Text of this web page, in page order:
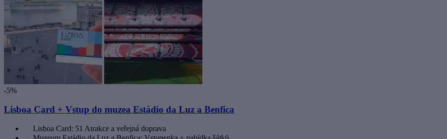
-5%
Lisboa Card + Vstup do muzea Estádio da Luz a Benfica
Lisboa Card: 51 Atrakce a veřejná doprava